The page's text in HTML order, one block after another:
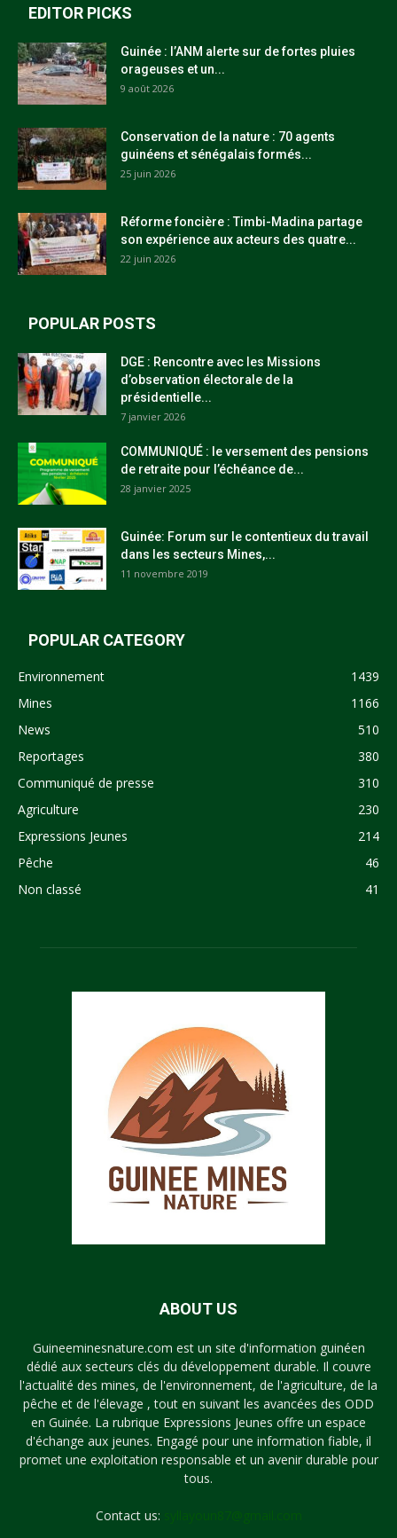
EDITOR PICKS
Guinée : l’ANM alerte sur de fortes pluies
orageuses et un...
9 août 2026
Conservation de la nature : 70 agents
guinéens et sénégalais formés...
25 juin 2026
Réforme foncière : Timbi-Madina partage
son expérience aux acteurs des quatre...
22 juin 2026
POPULAR POSTS
DGE : Rencontre avec les Missions
d’observation électorale de la
présidentielle...
7 janvier 2026
COMMUNIQUÉ : le versement des pensions
de retraite pour l’échéance de...
28 janvier 2025
Guinée: Forum sur le contentieux du travail
dans les secteurs Mines,...
11 novembre 2019
POPULAR CATEGORY
Environnement
1439
Mines
1166
News
510
Reportages
380
Communiqué de presse
310
Agriculture
230
Expressions Jeunes
214
Pêche
46
Non classé
41
ABOUT US
Guineeminesnature.com est un site d'information guinéen
dédié aux secteurs clés du développement durable. Il couvre
l'actualité des mines, de l'environnement, de l'agriculture, de la
pêche et de l'élevage , tout en suivant les avancées des ODD
en Guinée. La rubrique Expressions Jeunes offre un espace
d'échange aux jeunes. Engagé pour une information fiable, il
promet une exploitation responsable et un avenir durable pour
tous.
Contact us: